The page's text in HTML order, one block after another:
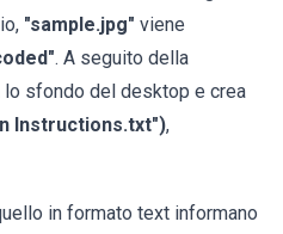
"sample.jpg" viene
. A seguito della
sfondo del desktop e crea
Instructions.txt"),
in formato text informano